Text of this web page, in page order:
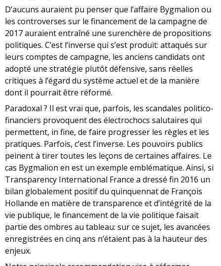
D’aucuns auraient pu penser que l’affaire Bygmalion ou
les controverses sur le financement de la campagne de
2017 auraient entraîné une surenchère de propositions
politiques. C’est l’inverse qui s’est produit: attaqués sur
leurs comptes de campagne, les anciens candidats ont
adopté une stratégie plutôt défensive, sans réelles
critiques à l’égard du système actuel et de la manière
dont il pourrait être réformé.
Paradoxal ? Il est vrai que, parfois, les scandales politico-
financiers provoquent des électrochocs salutaires qui
permettent, in fine, de faire progresser les règles et les
pratiques. Parfois, c’est l’inverse. Les pouvoirs publics
peinent à tirer toutes les leçons de certaines affaires. Le
cas Bygmalion en est un exemple emblématique. Ainsi, si
Transparency International France a dressé fin 2016 un
bilan globalement positif du quinquennat de François
Hollande en matière de transparence et d’intégrité de la
vie publique, le financement de la vie politique faisait
partie des ombres au tableau: sur ce sujet, les avancées
enregistrées en cinq ans n’étaient pas à la hauteur des
enjeux.